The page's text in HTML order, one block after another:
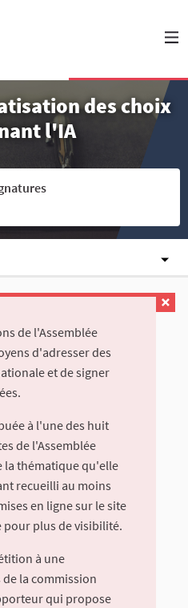
des choix
l'IA
de l'Assemblée
d'adresser des
et de signer
à l'une des huit
de l'Assemblée
la thématique qu'elle
recueilli au moins
en ligne sur le site
pour plus de visibilité.
à une
la commission
qui propose